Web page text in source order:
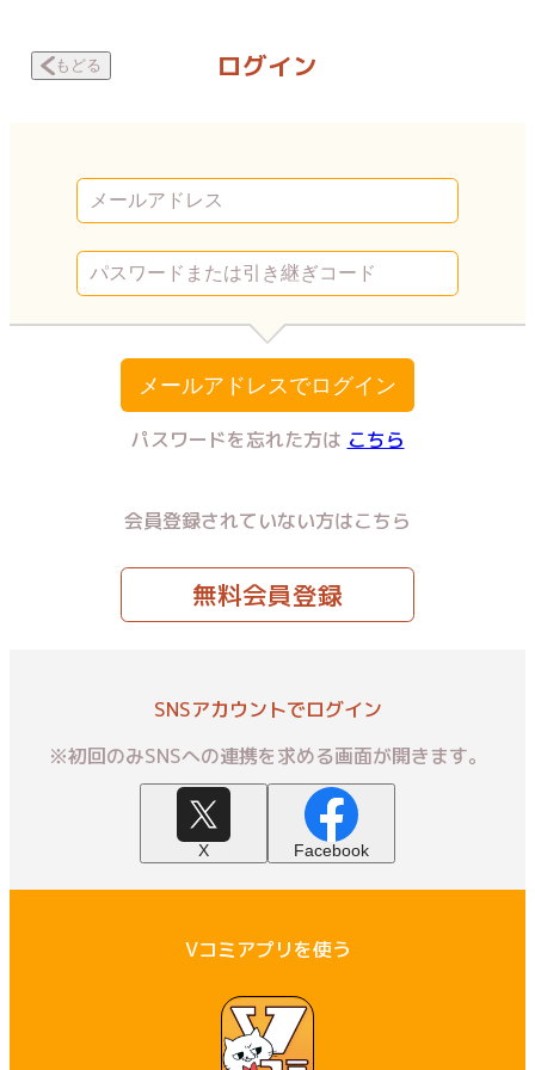
もどる ログイン
メールアドレスでログイン
パスワードを忘れた方は こちら
会員登録されていない方はこちら
無料会員登録
SNSアカウントでログイン
※初回のみSNSへの連携を求める画面が開きます。
X Facebook
Vコミアプリを使う